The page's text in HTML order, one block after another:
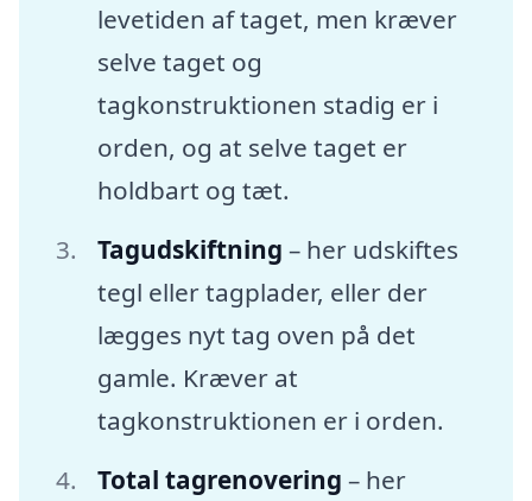
levetiden af taget, men kræver
selve taget og
tagkonstruktionen stadig er i
orden, og at selve taget er
holdbart og tæt.
Tagudskiftning – her udskiftes
tegl eller tagplader, eller der
lægges nyt tag oven på det
gamle. Kræver at
tagkonstruktionen er i orden.
Total tagrenovering – her